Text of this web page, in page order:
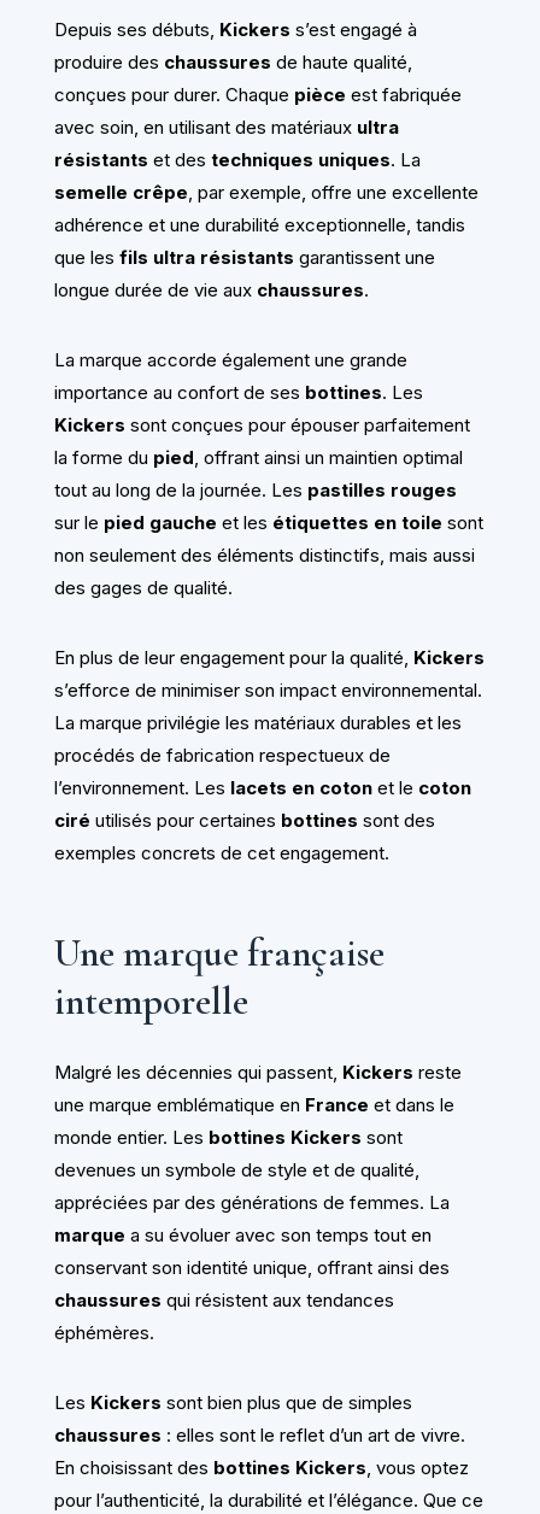
Depuis ses débuts, Kickers s’est engagé à
produire des chaussures de haute qualité,
conçues pour durer. Chaque pièce est fabriquée
avec soin, en utilisant des matériaux ultra
résistants et des techniques uniques. La
semelle crêpe, par exemple, offre une excellente
adhérence et une durabilité exceptionnelle, tandis
que les fils ultra résistants garantissent une
longue durée de vie aux chaussures.
La marque accorde également une grande
importance au confort de ses bottines. Les
Kickers sont conçues pour épouser parfaitement
la forme du pied, offrant ainsi un maintien optimal
tout au long de la journée. Les pastilles rouges
sur le pied gauche et les étiquettes en toile sont
non seulement des éléments distinctifs, mais aussi
des gages de qualité.
En plus de leur engagement pour la qualité, Kickers
s’efforce de minimiser son impact environnemental.
La marque privilégie les matériaux durables et les
procédés de fabrication respectueux de
l’environnement. Les lacets en cotonet le coton
ciré utilisés pour certaines bottines sont des
exemples concrets de cet engagement.
Une marque française
intemporelle
Malgré les décennies qui passent, Kickers reste
une marque emblématique en France et dans le
monde entier. Les bottines Kickers sont
devenues un symbole de style et de qualité,
appréciées par des générations de femmes. La
marque a su évoluer avec son temps tout en
conservant son identité unique, offrant ainsi des
chaussures qui résistent aux tendances
éphémères.
Les Kickers sont bien plus que de simples
chaussures : elles sont le reflet d’un art de vivre.
En choisissant des bottines Kickers , vous optez
pour l’authenticité, la durabilité et l’élégance. Que ce